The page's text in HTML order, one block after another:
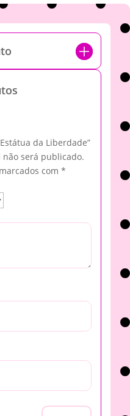
da Liberdade”
será publicado.
com *